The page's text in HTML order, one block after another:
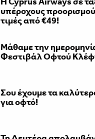
υπέροχους
τιμές από €49!
Μάθαμε την
Φεστιβάλ Οφτού
Σου έχουμε τα
για οφτό!